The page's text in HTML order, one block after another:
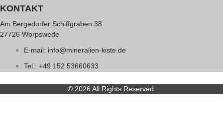
KONTAKT
Am Bergedorfer Schiffgraben 38
27726 Worpswede
E-mail: info@mineralien-kiste.de
Tel.: +49 152 53660633
© 2026 All Rights Reserved.